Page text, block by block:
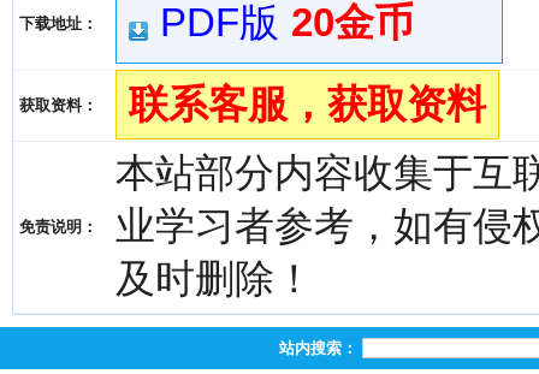
下载地址： PDF版 20金币
获取资料： 联系客服，获取资料
免责说明：
本站部分内容收集于互
业学习者参考，如有侵
及时删除！
站内搜索：